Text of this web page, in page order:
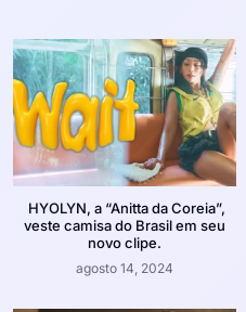
HYOLYN, a “Anitta da Coreia”,
veste camisa do Brasil em seu
novo clipe.
agosto 14, 2024